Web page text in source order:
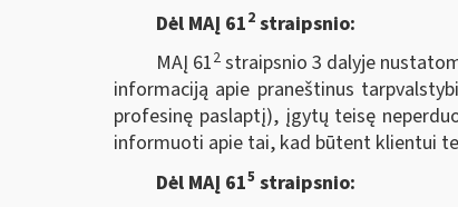
Dėl MAĮ 612straipsnio:
MAĮ 612straipsnio 3 dalyje
informaciją apie praneštinus
profesinę paslaptį), įgytų teisę
informuoti apie tai, kad būtent klientui
Dėl MAĮ 615 straipsnio: